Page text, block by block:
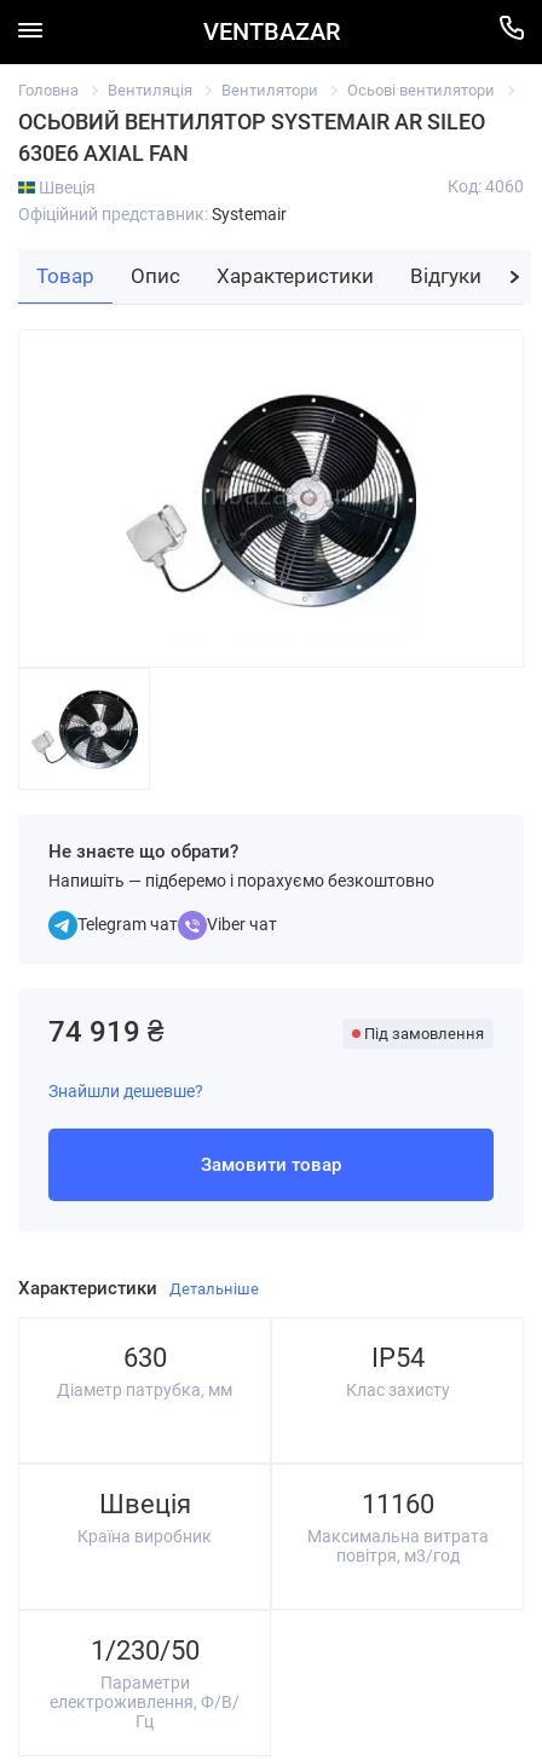
VENTBAZAR
Головна Вентиляція Вентилятори Осьові вентилятори
ОСЬОВИЙ ВЕНТИЛЯТОР SYSTEMAIR AR SILEO
630E6 AXIAL FAN
Швеція
Офіційний представник:Systemair
Код: 4060
Не знаєте що обрати?
Напишіть — підберемо і порахуємо безкоштовно
Telegram чат Viber чат
Характеристики Детальніше
630
Діаметр патрубка, мм
IP54
Клас захисту
Швеція
Країна виробник
11160
Максимальна витрата
повітря, м3/год
1/230/50
Параметри
електроживлення, Ф/В/
Гц
74 919 ₴ Під замовлення
Знайшли дешевше?
Замовити товар
Товар Опис Характеристики Відгуки